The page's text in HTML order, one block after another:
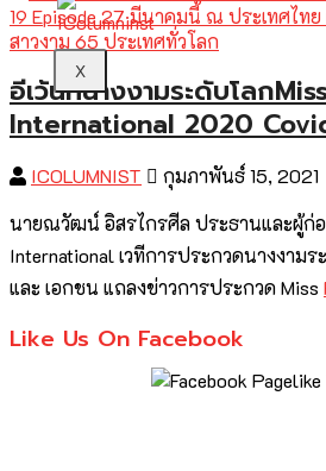
X
อีเว้นท์นางงามระดับโลก
International 2020
ICOLUMNIST
กุมภาพันธ์ 15, 2021
นายณวัฒน์ อิสรไกรศีล ประธานและผู้ก่อ
International เวทีการประกวดนางงาม
และ เอกชน แถลงข่าวการประกวด Miss
Like Us On Facebook